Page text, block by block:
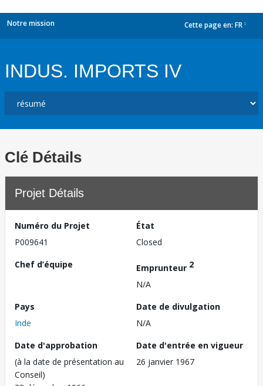
Notre mission Cette page en: FR
INDUS. IMPORTS IV
Clé Détails
Projet Détails
Numéro du Projet
P009641
État
Closed
Chef d’équipe
Emprunteur 2
N/A
Pays
Inde
Date de divulgation
N/A
Date d'approbation
(à la date de présentation au
Conseil)
Date d'entrée en vigueur
26 janvier 1967